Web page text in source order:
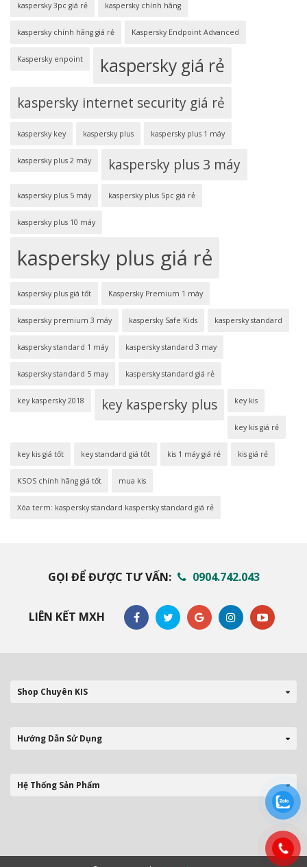
kaspersky 3pc giá rẻ kaspersky chính hãng
kaspersky chính hãng giá rẻ Kaspersky Endpoint Advanced
Kaspersky enpoint kaspersky giá rẻ
kaspersky internet security giá rẻ
kaspersky key kaspersky plus kaspersky plus 1 máy
kaspersky plus 2 máy kaspersky plus 3 máy
kaspersky plus 5 máy kaspersky plus 5pc giá rẻ
kaspersky plus 10 máy
kaspersky plus giá rẻ
kaspersky plus giá tốt Kaspersky Premium 1 máy
kaspersky premium 3 máy kaspersky Safe Kids kaspersky standard
kaspersky standard 1 máy kaspersky standard 3 may
kaspersky standard 5 may kaspersky standard giá rẻ
key kaspersky 2018 key kaspersky plus key kis
key kis giá rẻ
key kis giá tốt key standard giá tốt kis 1 máy giá rẻ kis giá rẻ
KSOS chính hãng giá tốt mua kis
Xóa term: kaspersky standard kaspersky standard giá rẻ
GỌI ĐỂ ĐƯỢC TƯ VẤN: 0904.742.043
LIÊN KẾT MXH
Shop Chuyên KIS
Hướng Dẫn Sử Dụng
Hệ Thống Sản Phẩm